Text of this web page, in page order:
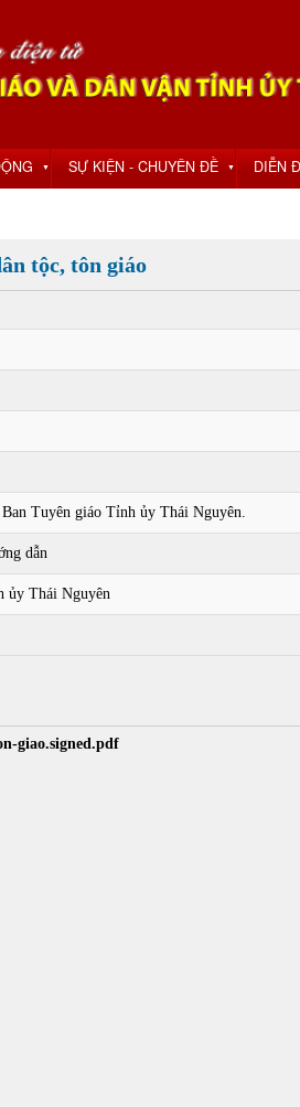
▼ SỰ KIỆN - CHUYÊN ĐỀ ▼ DIỄN
tộc, tôn giáo
Tuyên giáo Tỉnh ủy Thái Nguyên.
dẫn
ủy Thái Nguyên
giao.signed.pdf